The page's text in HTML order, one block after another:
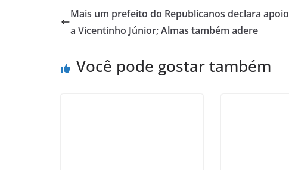
Mais um prefeito do Republicanos declara apoio
a Vicentinho Júnior; Almas também adere
Você pode gostar também